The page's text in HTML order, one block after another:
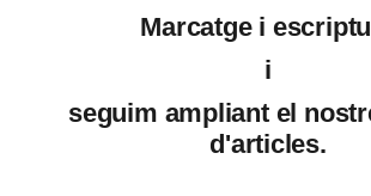
Marcatge i
i
seguim ampliant el
d'articles.